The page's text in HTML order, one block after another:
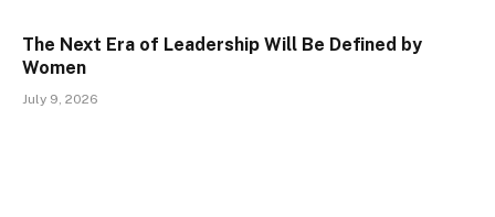
The Next Era of Leadership Will Be Defined by
Women
July 9, 2026